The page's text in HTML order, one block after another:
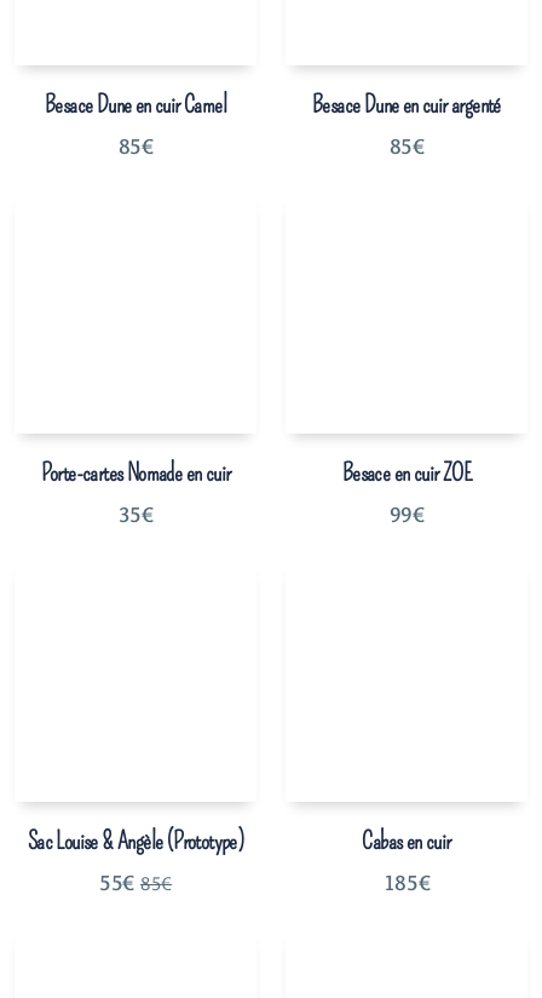
Besace Dune en cuir Camel
85€
Besace Dune en cuir argenté
85€
Porte-cartes Nomade en cuir
35€
Besace en cuir ZOE
99€
Sac Louise & Angèle (Prototype)
55€ 85€
Cabas en cuir
185€